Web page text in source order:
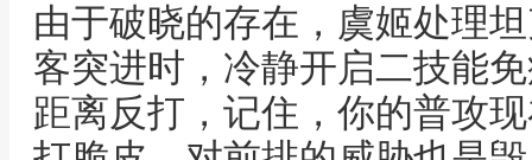
由于破晓的存在，虞姬处理
客突进时，冷静开启二技能
距离反打，记住，你的普攻